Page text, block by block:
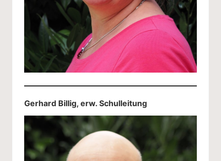
Gerhard Billig, erw. Schulleitung